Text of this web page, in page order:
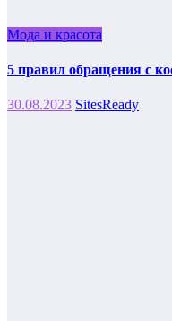
Мода и красота
5 правил обращения с
30.08.2023 SitesReady